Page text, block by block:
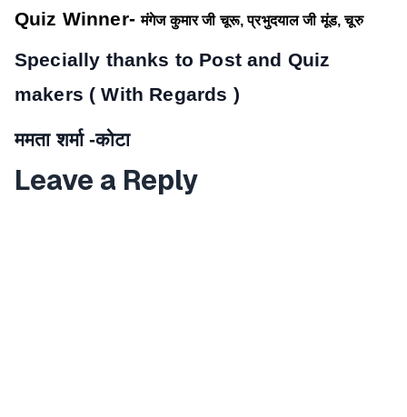
Quiz Winner-मंगेज कुमार जी चूरू, प्रभुदयाल जी मूंड, चूरु
Specially thanks to Post and Quiz
makers ( With Regards )
ममता शर्मा -कोटा
Leave a Reply